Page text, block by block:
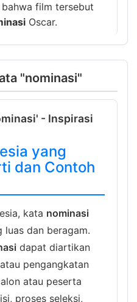
film tersebut
Oscar.
"nominasi"
- Inspirasi
yang
dan Contoh
kata nominasi
luas dan beragam.
dapat diartikan
pengangkatan
atau peserta
proses seleksi,